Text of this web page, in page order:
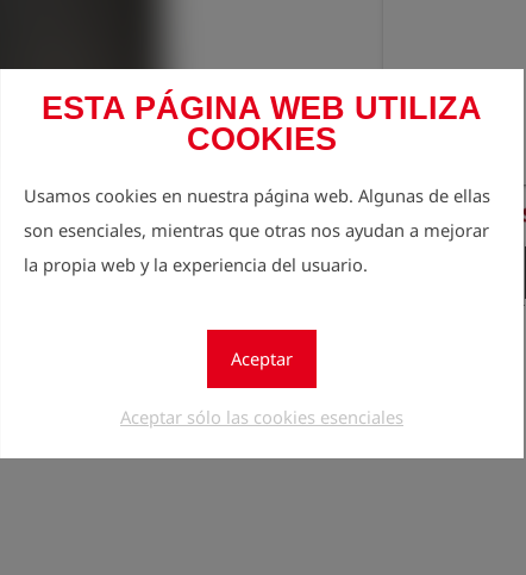
ESTA PÁGINA WEB UTILIZA
COOKIES
Usamos cookies en nuestra página web. Algunas de ellas
son esenciales, mientras que otras nos ayudan a mejorar
la propia web y la experiencia del usuario.
Aceptar
Aceptar sólo las cookies esenciales
lock